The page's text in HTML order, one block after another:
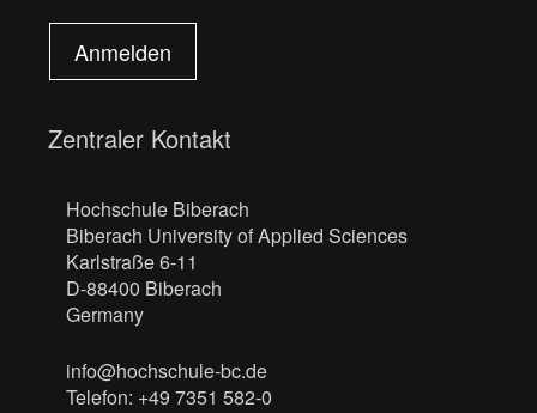
Anmelden
Zentraler Kontakt
Hochschule Biberach
Biberach University of Applied Sciences
Karlstraße 6-11
D-88400 Biberach
Germany
info@hochschule-bc.de
Telefon: +49 7351 582-0